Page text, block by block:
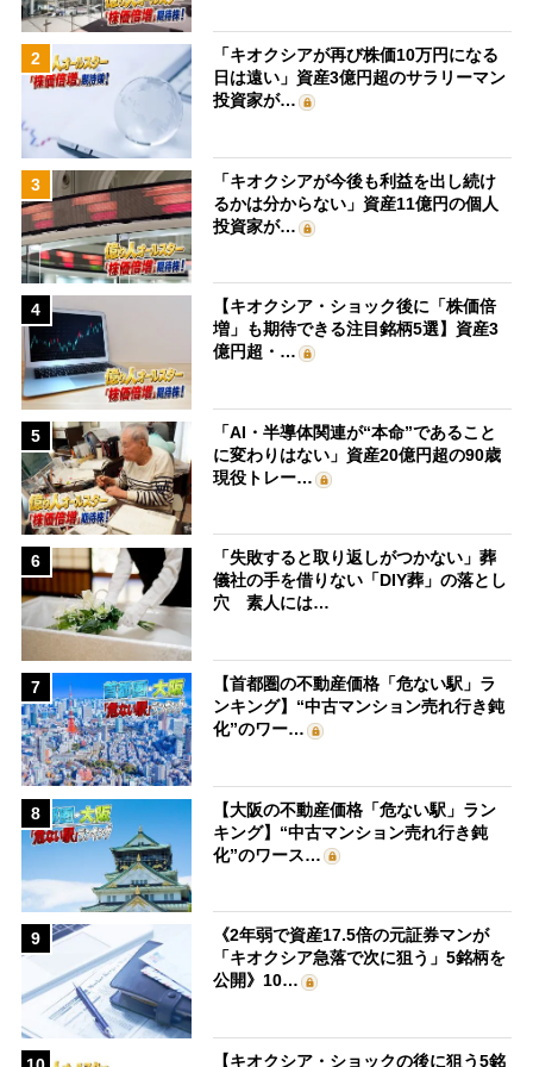
2
「キオクシアが再び株価10万円になる
日は遠い」資産3億円超のサラリーマン
投資家が…
3
「キオクシアが今後も利益を出し続け
るかは分からない」資産11億円の個人
投資家が…
4
【キオクシア・ショック後に「株価倍
増」も期待できる注目銘柄5選】資産3
億円超・…
5
「AI・半導体関連が“本命”であること
に変わりはない」資産20億円超の90歳
現役トレー…
6
「失敗すると取り返しがつかない」葬
儀社の手を借りない「DIY葬」の落とし
穴 素人には…
7
【首都圏の不動産価格「危ない駅」ラ
ンキング】“中古マンション売れ行き鈍
化”のワー…
8
【大阪の不動産価格「危ない駅」ラン
キング】“中古マンション売れ行き鈍
化”のワース…
9
《2年弱で資産17.5倍の元証券マンが
「キオクシア急落で次に狙う」5銘柄を
公開》10…
【キオクシア・ショックの後に狙う5銘